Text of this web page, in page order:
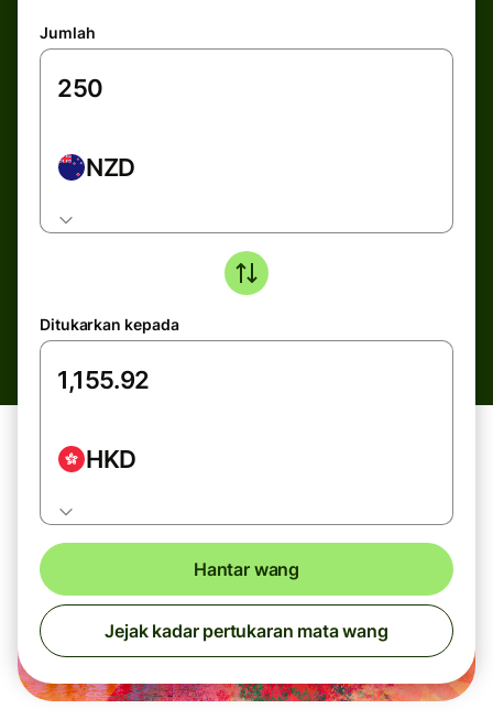
Jumlah
NZD
Ditukarkan kepada
HKD
Hantar wang
Jejak kadar pertukaran mata wang